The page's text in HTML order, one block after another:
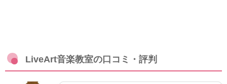
LiveArt音楽教室の口コミ・評判